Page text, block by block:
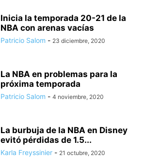
Inicia la temporada 20-21 de la
NBA con arenas vacías
Patricio Salom - 23 diciembre, 2020
La NBA en problemas para la
próxima temporada
Patricio Salom - 4 noviembre, 2020
La burbuja de la NBA en Disney
evitó pérdidas de 1.5...
Karla Freyssinier - 21 octubre, 2020